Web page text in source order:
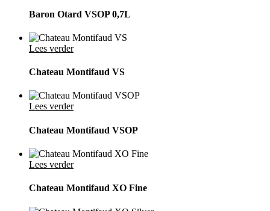
Baron Otard VSOP 0,7L
Lees verder
Chateau Montifaud VS
Lees verder
Chateau Montifaud VSOP
Lees verder
Chateau Montifaud XO Fine